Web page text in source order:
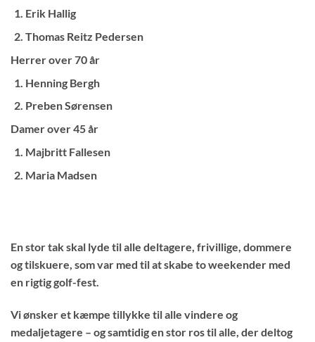
Erik Hallig
Thomas Reitz Pedersen
Herrer over 70 år
Henning Bergh
Preben Sørensen
Damer over 45 år
Majbritt Fallesen
Maria Madsen
En stor tak skal lyde til alle deltagere, frivillige, dommere
og tilskuere, som var med til at skabe to weekender med
en rigtig golf-fest.
Vi ønsker et kæmpe tillykke til alle vindere og
medaljetagere – og samtidig en stor ros til alle, der deltog